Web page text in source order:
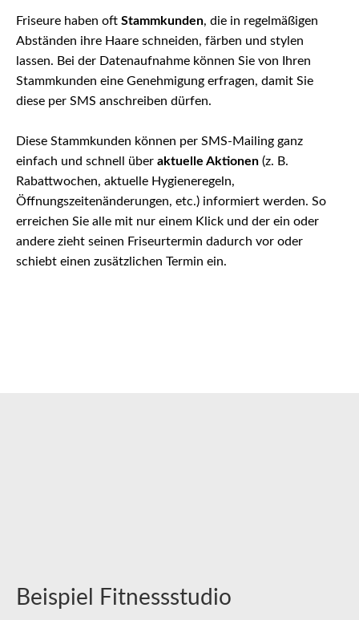
Friseure haben oft Stammkunden, die in regelmäßigen
Abständen ihre Haare schneiden, färben und stylen
lassen. Bei der Datenaufnahme können Sie von Ihren
Stammkunden eine Genehmigung erfragen, damit Sie
diese per SMS anschreiben dürfen.
Diese Stammkunden können per SMS-Mailing ganz
einfach und schnell über aktuelle Aktionen (z. B.
Rabattwochen, aktuelle Hygieneregeln,
Öffnungszeitenänderungen, etc.) informiert werden. So
erreichen Sie alle mit nur einem Klick und der ein oder
andere zieht seinen Friseurtermin dadurch vor oder
schiebt einen zusätzlichen Termin ein.
Beispiel Fitnessstudio